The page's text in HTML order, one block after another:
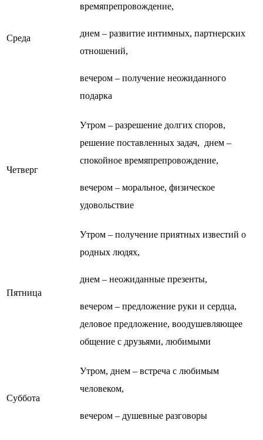
Среда
времяпрепровождение,
днем – развитие интимных, партнерских
отношений,
вечером – получение неожиданного
подарка
Четверг
Утром – разрешение долгих споров,
решение поставленных задач, днем –
спокойное времяпрепровождение,
вечером – моральное, физическое
удовольствие
Пятница
Утром – получение приятных известий о
родных людях,
днем – неожиданные презенты,
вечером – предложение руки и сердца,
деловое предложение, воодушевляющее
общение с друзьями, любимыми
Суббота
Утром, днем – встреча с любимым
человеком,
вечером – душевные разговоры